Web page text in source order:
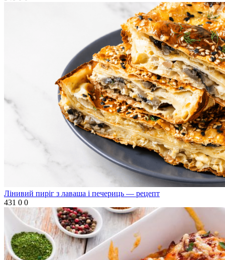
Лінивий пиріг з лаваша і печериць — рецепт
431 0 0